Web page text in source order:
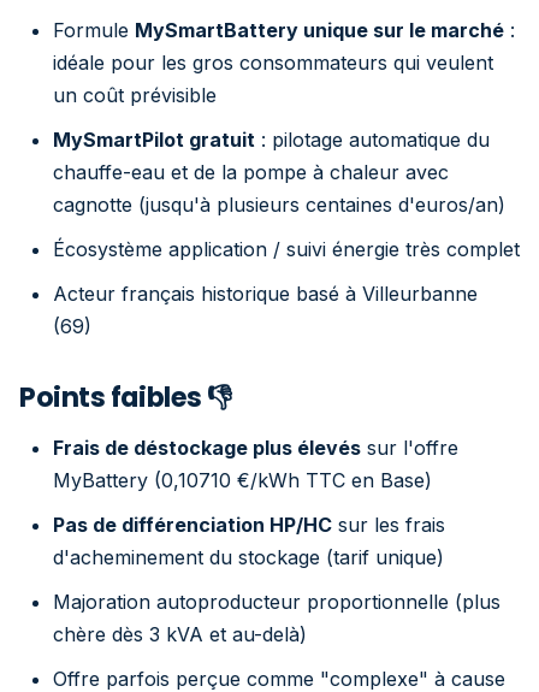
Formule MySmartBattery unique sur le marché :
idéale pour les gros consommateurs qui veulent
un coût prévisible
MySmartPilot gratuit : pilotage automatique du
chauffe-eau et de la pompe à chaleur avec
cagnotte (jusqu'à plusieurs centaines d'euros/an)
Écosystème application / suivi énergie très complet
Acteur français historique basé à Villeurbanne
(69)
Points faibles 👎
Frais de déstockage plus élevés sur l'offre
MyBattery (0,10710 €/kWh TTC en Base)
Pas de différenciation HP/HC sur les frais
d'acheminement du stockage (tarif unique)
Majoration autoproducteur proportionnelle (plus
chère dès 3 kVA et au-delà)
Offre parfois perçue comme "complexe" à cause